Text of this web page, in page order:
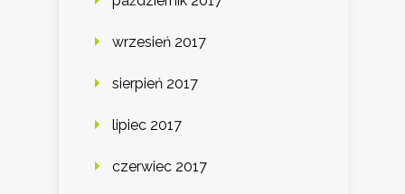
wrzesień 2017
sierpień 2017
lipiec 2017
czerwiec 2017